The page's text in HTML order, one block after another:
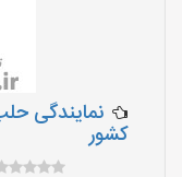
نمایندگی
کشور